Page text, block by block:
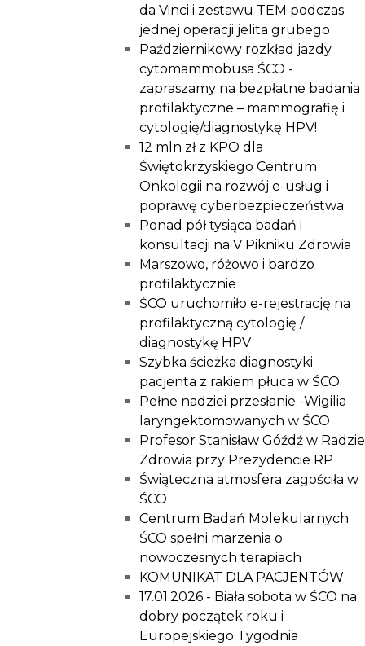
da Vinci i zestawu TEM podczas
jednej operacji jelita grubego
Październikowy rozkład jazdy
cytomammobusa ŚCO -
zapraszamy na bezpłatne badania
profilaktyczne – mammografię i
cytologię/diagnostykę HPV!
12 mln zł z KPO dla
Świętokrzyskiego Centrum
Onkologii na rozwój e-usług i
poprawę cyberbezpieczeństwa
Ponad pół tysiąca badań i
konsultacji na V Pikniku Zdrowia
Marszowo, różowo i bardzo
profilaktycznie
ŚCO uruchomiło e-rejestrację na
profilaktyczną cytologię /
diagnostykę HPV
Szybka ścieżka diagnostyki
pacjenta z rakiem płuca w ŚCO
Pełne nadziei przesłanie -Wigilia
laryngektomowanych w ŚCO
Profesor Stanisław Góźdź w Radzie
Zdrowia przy Prezydencie RP
Świąteczna atmosfera zagościła w
ŚCO
Centrum Badań Molekularnych
ŚCO spełni marzenia o
nowoczesnych terapiach
KOMUNIKAT DLA PACJENTÓW
17.01.2026 - Biała sobota w ŚCO na
dobry początek roku i
Europejskiego Tygodnia